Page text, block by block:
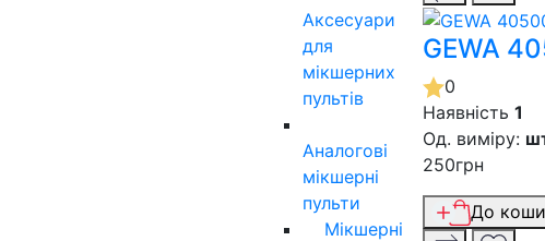
Аксесуари
для
мікшерних
пультів
Аналогові
мікшерні
пульти
Мікшерні
GEWA
0
Наявність 1
Од. виміру:
250грн
До